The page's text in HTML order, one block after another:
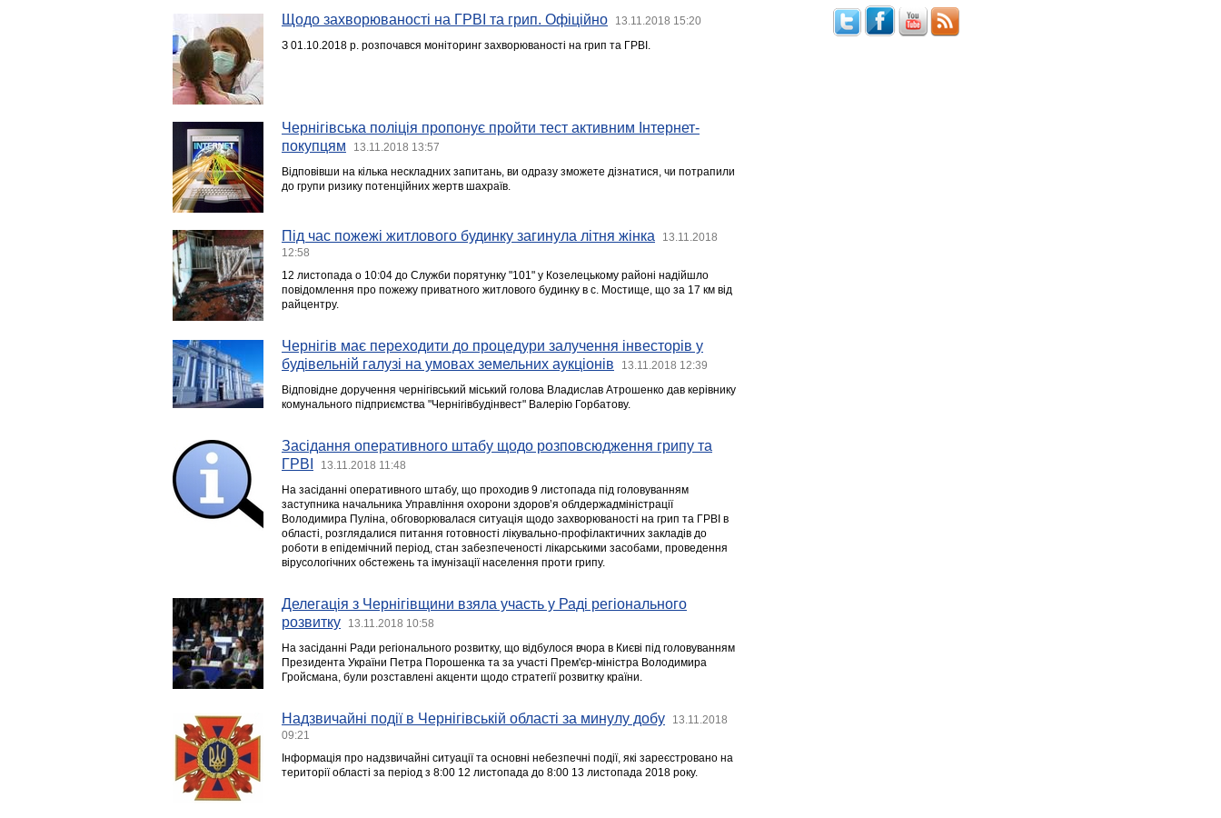
Щодо захворюваності на ГРВІ та грип. Офіційно 13.11.2018 15:20
З 01.10.2018 р. розпочався моніторинг захворюваності на грип та ГРВІ.
Чернігівська поліція пропонує пройти тест активним Інтернет-
покупцям
13.11.2018 13:57
Відповівши на кілька нескладних запитань, ви одразу зможете дізнатися, чи потрапили
до групи ризику потенційних жертв шахраїв.
Під час пожежі житлового будинку загинула літня жінка
13.11.2018
12:58
12 листопада о 10:04 до Служби порятунку "101" у Козелецькому районі надійшло
повідомлення про пожежу приватного житлового будинку в с. Мостище, що за 17 км від
райцентру.
Чернігів має переходити до процедури залучення інвесторів у
будівельній галузі на умовах земельних аукціонів
13.11.2018 12:39
Відповідне доручення чернігівський міський голова Владислав Атрошенко дав керівнику
комунального підприємства "Чернігівбудінвест" Валерію Горбатову.
Засідання оперативного штабу щодо розповсюдження грипу та
ГРВІ
13.11.2018 11:48
На засіданні оперативного штабу, що проходив 9 листопада під головуванням
заступника начальника Управління охорони здоров’я облдержадміністрації
Володимира Пуліна, обговорювалася ситуація щодо захворюваності на грип та ГРВІ в
області, розглядалися питання готовності лікувально-профілактичних закладів до
роботи в епідемічний період, стан забезпеченості лікарськими засобами, проведення
вірусологічних обстежень та імунізації населення проти грипу.
Делегація з Чернігівщини взяла участь у Раді регіонального
розвитку
13.11.2018 10:58
На засіданні Ради регіонального розвитку, що відбулося вчора в Києві під головуванням
Президента України Петра Порошенка та за участі Прем'єр-міністра Володимира
Гройсмана, були розставлені акценти щодо стратегії розвитку країни.
Надзвичайні події в Чернігівській області за минулу добу
13.11.2018
09:21
Інформація про надзвичайні ситуації та основні небезпечні події, які зареєстровано на
території області за період з 8:00 12 листопада до 8:00 13 листопада 2018 року.